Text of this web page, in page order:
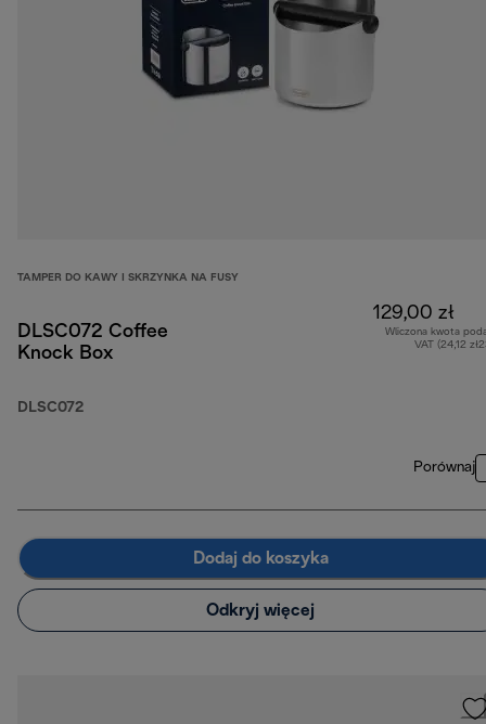
TAMPER DO KAWY I SKRZYNKA NA FUSY
DLSC072 Coffee
Knock Box
DLSC072
129,00 zł
Wliczona kwota
VAT (24,12
Porównaj
Dodaj do koszyka
Odkryj więcej